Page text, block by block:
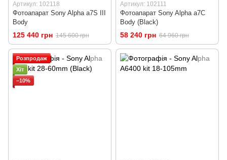
Артикул: 102118
Фотоапарат Sony Alpha a7S III
Body
125 440 грн 145 600 грн
Артикул: 102111
Фотоапарат Sony Alpha a7C
Body (Black)
58 240 грн 64 960 грн
Розпродаж
Хіт
−10%